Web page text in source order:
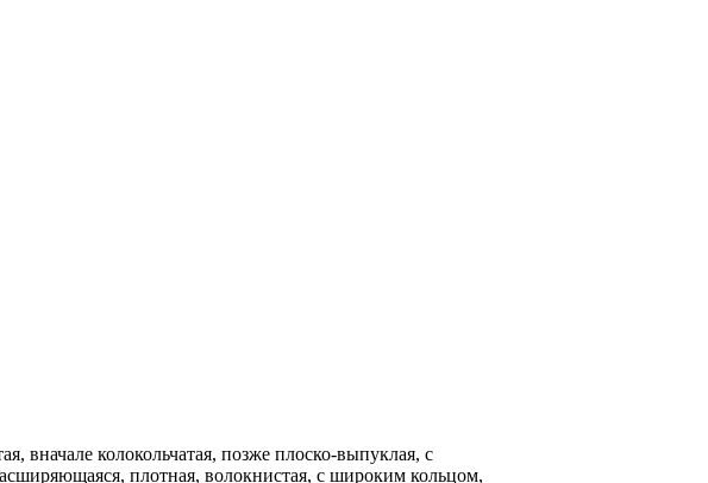
вначале колокольчатая, позже пло­ско-выпуклая, с
плотная, во­локнистая, с широким кольцом,